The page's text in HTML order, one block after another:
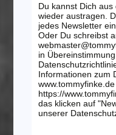
Du kannst Dich
wieder austragen.
jedes Newsletter
Oder Du schreibst
in
Informationen zum
https://
das klicken auf
unserer